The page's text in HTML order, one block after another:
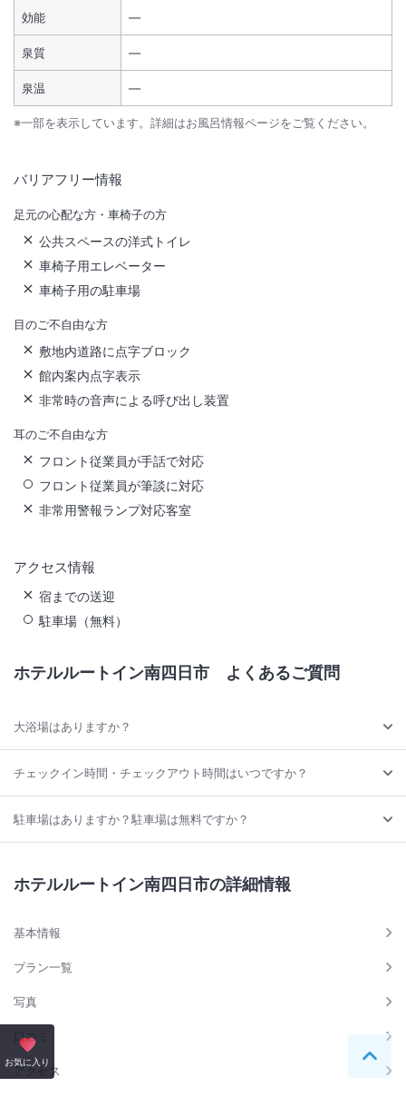
効能 ―
泉質 ―
泉温 ―
※一部を表示しています。詳細はお風呂情報ページをご覧ください。
バリアフリー情報
足元の心配な方・車椅子の方
公共スペースの洋式トイレ
車椅子用エレベーター
車椅子用の駐車場
目のご不自由な方
敷地内道路に点字ブロック
館内案内点字表示
非常時の音声による呼び出し装置
耳のご不自由な方
フロント従業員が手話で対応
フロント従業員が筆談に対応
非常用警報ランプ対応客室
アクセス情報
宿までの送迎
駐車場（無料）
お気に入り ペー
ホテルルートイン南四日市 よくあるご質問
大浴場はありますか？
チェックイン時間・チェックアウト時間はいつですか？
駐車場はありますか？駐車場は無料ですか？
ホテルルートイン南四日市の詳細情報
基本情報
プラン一覧
写真
口コミ
アクセス